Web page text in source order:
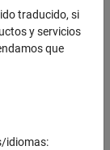
traducido, si
y servicios
que
idiomas: